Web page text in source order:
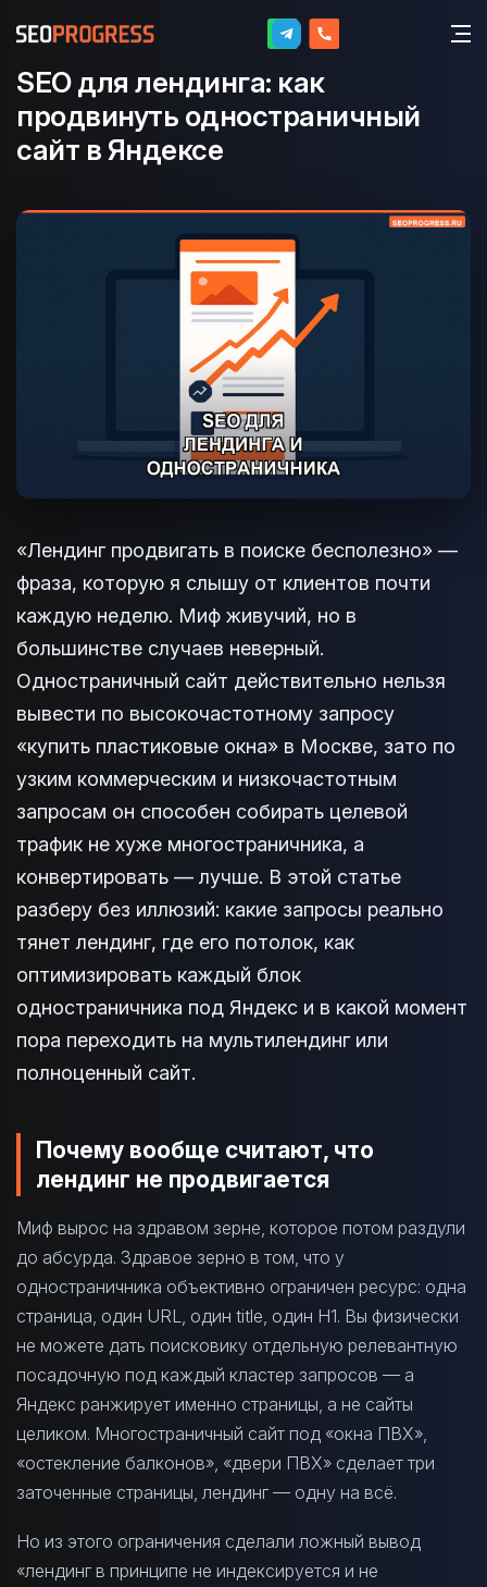
SEO для лендинга: как
продвинуть одностраничный
сайт в Яндексе
«Лендинг продвигать в поиске бесполезно» —
фраза, которую я слышу от клиентов почти
каждую неделю. Миф живучий, но в
большинстве случаев неверный.
Одностраничный сайт действительно нельзя
вывести по высокочастотному запросу
«купить пластиковые окна» в Москве, зато по
узким коммерческим и низкочастотным
запросам он способен собирать целевой
трафик не хуже многостраничника, а
конвертировать — лучше. В этой статье
разберу без иллюзий: какие запросы реально
тянет лендинг, где его потолок, как
оптимизировать каждый блок
одностраничника под Яндекс и в какой момент
пора переходить на мультилендинг или
полноценный сайт.
Почему вообще считают, что
лендинг не продвигается
Миф вырос на здравом зерне, которое потом раздули
до абсурда. Здравое зерно в том, что у
одностраничника объективно ограничен ресурс: одна
страница, один URL, один title, один H1. Вы физически
не можете дать поисковику отдельную релевантную
посадочную под каждый кластер запросов — а
Яндекс ранжирует именно страницы, а не сайты
целиком. Многостраничный сайт под «окна ПВХ»,
«остекление балконов», «двери ПВХ» сделает три
заточенные страницы, лендинг — одну на всё.
Но из этого ограничения сделали ложный вывод
«лендинг в принципе не индексируется и не